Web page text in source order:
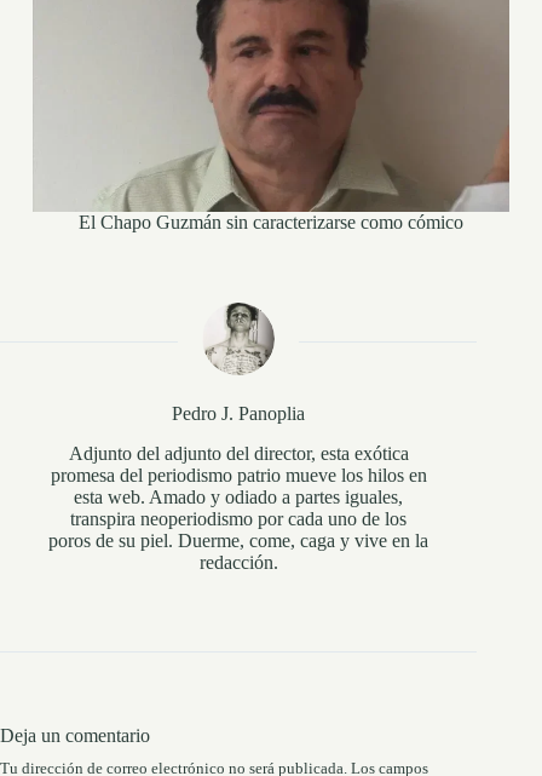
El Chapo Guzmán sin caracterizarse como cómico
Pedro J. Panoplia
Adjunto del adjunto del director, esta exótica
promesa del periodismo patrio mueve los hilos en
esta web. Amado y odiado a partes iguales,
transpira neoperiodismo por cada uno de los
poros de su piel. Duerme, come, caga y vive en la
redacción.
Deja un comentario
Tu dirección de correo electrónico no será publicada. Los campos